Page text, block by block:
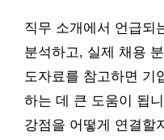
직무 소개에서 언급되
분석하고, 실제 채용
도자료를 참고하면 기
하는 데 큰 도움이 됩
강점을 어떻게 연결할